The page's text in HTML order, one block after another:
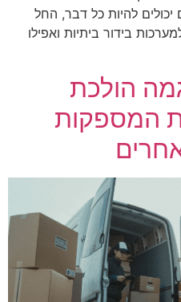
יכולים להיות כל דבר, החל
בידור ביתיות ואפילו
הולכת
המספקות